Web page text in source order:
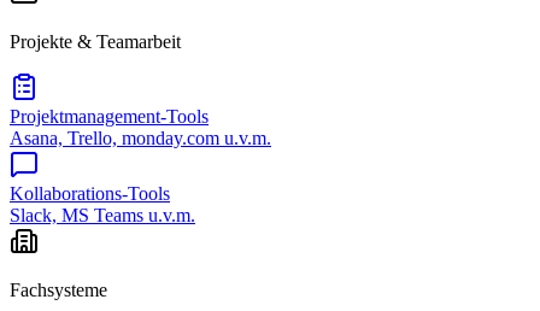
Projekte & Teamarbeit
Projektmanagement-Tools
Asana, Trello, monday.com u.v.m.
Kollaborations-Tools
Slack, MS Teams u.v.m.
Fachsysteme